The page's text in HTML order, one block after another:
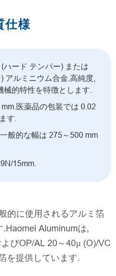
仕様
ハード テンパー) または
アルミニウム合金.高純度,
的特性を特徴とします.
医薬品の包装では 0.02
す.
般的な幅は 275～500 mm
15mm.
的に使用されるアルミ箔
Aluminumは,
びOP/AL 20～40µ (O)/VC
を提供しています.